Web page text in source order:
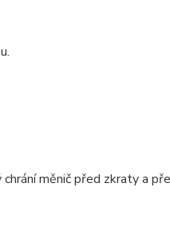
měnič před zkraty a